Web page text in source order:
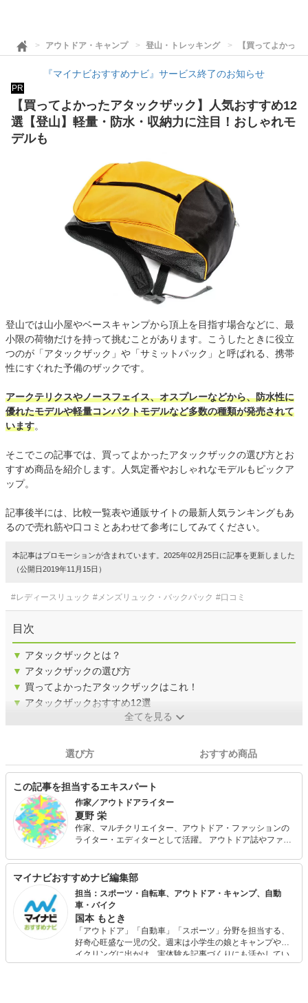
アウトドア・キャンプ 登山・トレッキング 【買ってよかっ
『マイナビおすすめナビ』サービス終了のお知らせ
PR
【買ってよかったアタックザック】人気おすすめ12
選【登山】軽量・防水・収納力に注目！おしゃれモ
デルも
登山では山小屋やベースキャンプから頂上を目指す場合などに、最
小限の荷物だけを持って挑むことがあります。こうしたときに役立
つのが「アタックザック」や「サミットパック」と呼ばれる、携帯
性にすぐれた予備のザックです。
アークテリクスやノースフェイス、オスプレーなどから、防水性に
優れたモデルや軽量コンパクトモデルなど多数の種類が発売されて
います。
そこでこの記事では、買ってよかったアタックザックの選び方とお
すすめ商品を紹介します。人気定番やおしゃれなモデルもピックア
ップ。
記事後半には、比較一覧表や通販サイトの最新人気ランキングもあ
るので売れ筋や口コミとあわせて参考にしてみてください。
本記事はプロモーションが含まれています。2025年02月25日に記事を更新しました
（公開日2019年11月15日）
#レディースリュック #メンズリュック・バックパック #口コミ
目次
▼ アタックザックとは？
▼ アタックザックの選び方
▼ 買ってよかったアタックザックはこれ！
▼ アタックザックおすすめ12選
全てを見る
選び方 おすすめ商品
この記事を担当するエキスパート
作家／アウトドアライター
夏野 栄
作家、マルチクリエイター、アウトドア・ファッションの
ライター・エディターとして活躍。 アウトドア誌やファッ
シナリオを執筆。 アウトドアでは『キャンプチャリ』の制
作やキャンプ場プロデュースを手掛ける。またファッショ
ンマーケットの企画運営からプロダクト開発まで幅広く活
動。山岳部出身、海育ちのテンカラ師。 『BE-PAL』や
『camp hack』、『OCEANS』や『MonoMax』『Fine』と
いったメンズ誌のほか、女性ファッション誌にも参加。
マイナビおすすめナビ編集部
担当：スポーツ・自転車、アウトドア・キャンプ、自動
車・バイク
国本 もとき
「アウトドア」「自動車」「スポーツ」分野を担当する、
好奇心旺盛な一児の父。週末は小学生の娘とキャンプやサ
イクリングに出かけ、実体験を記事づくりにも活かしてい
ます。読者の「知りたい」を分かりやすく届けることをモ